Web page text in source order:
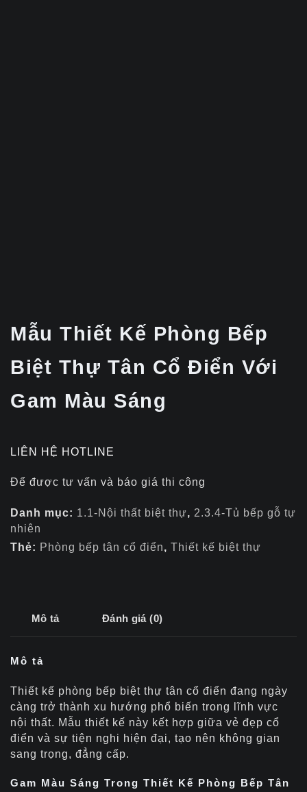
Mẫu Thiết Kế Phòng Bếp
Biệt Thự Tân Cổ Điển Với
Gam Màu Sáng
LIÊN HỆ HOTLINE
Để được tư vấn và báo giá thi công
Danh mục: 1.1-Nội thất biệt thự, 2.3.4-Tủ bếp gỗ tự
nhiên
Thẻ: Phòng bếp tân cổ điển, Thiết kế biệt thự
Mô tả Đánh giá (0)
Mô tả
Thiết kế phòng bếp biệt thự tân cổ điển đang ngày
càng trở thành xu hướng phổ biến trong lĩnh vực
nội thất. Mẫu thiết kế này kết hợp giữa vẻ đẹp cổ
điển và sự tiện nghi hiện đại, tạo nên không gian
sang trọng, đẳng cấp.
Gam Màu Sáng Trong Thiết Kế Phòng Bếp Tân